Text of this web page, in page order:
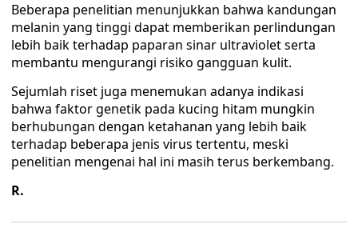
Beberapa penelitian menunjukkan bahwa kandungan
melanin yang tinggi dapat memberikan perlindungan
lebih baik terhadap paparan sinar ultraviolet serta
membantu mengurangi risiko gangguan kulit.
Sejumlah riset juga menemukan adanya indikasi
bahwa faktor genetik pada kucing hitam mungkin
berhubungan dengan ketahanan yang lebih baik
terhadap beberapa jenis virus tertentu, meski
penelitian mengenai hal ini masih terus berkembang.
R.